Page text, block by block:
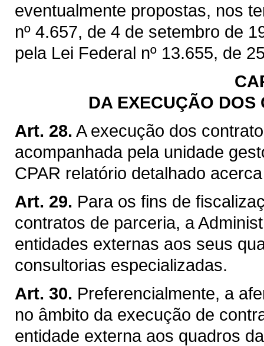
eventualmente propostas, nos
nº 4.657, de 4 de setembro de
pela Lei Federal nº 13.655, de
DA EXECUÇÃO DOS
Art. 28. A execução dos
acompanhada pela unidade
CPAR relatório detalhado
Art. 29. Para os fins de
contratos de parceria, a
entidades externas aos seus
consultorias especializadas.
Art. 30. Preferencialmente, a
no âmbito da execução de
entidade externa aos quadros